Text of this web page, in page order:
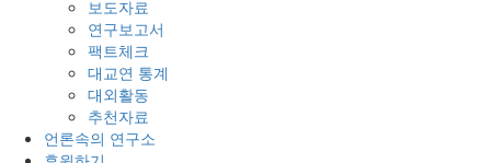
보도자료
연구보고서
팩트체크
대교연 통계
대외활동
추천자료
언론속의 연구소